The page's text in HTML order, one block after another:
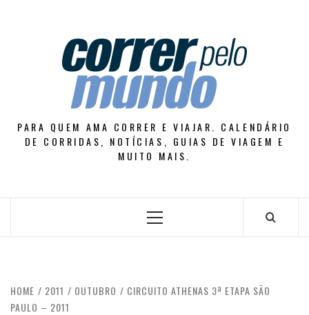
PARA QUEM AMA CORRER E VIAJAR. CALENDÁRIO
DE CORRIDAS, NOTÍCIAS, GUIAS DE VIAGEM E
MUITO MAIS.
Primary
HOME 2011 OUTUBRO
CIRCUITO ATHENAS 3ª ETAPA SÃO
PAULO – 2011